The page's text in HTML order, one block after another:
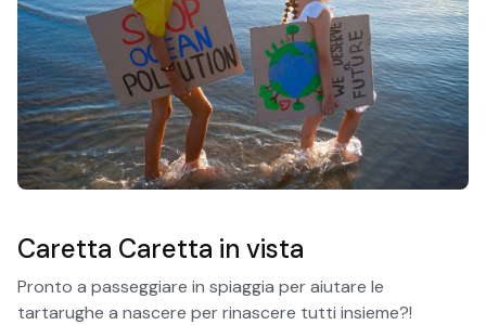
Caretta Caretta in vista
Pronto a passeggiare in spiaggia per aiutare le
tartarughe a nascere per rinascere tutti insieme?!